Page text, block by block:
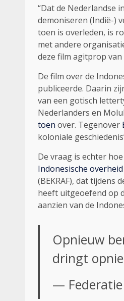
“Dat de Nederlandse
demoniseren (Indië-)
toen is overleden, is
met andere
deze film agitprop
De film over de
publiceerde. Daarin
van een gotisch
Nederlanders en
toen over. Tegenover
koloniale
De vraag is echter
Indonesische overheid
(BEKRAF), dat tijdens
heeft uitgeoefend op
aanzien van de
Opnieuw
dringt
— Federatie